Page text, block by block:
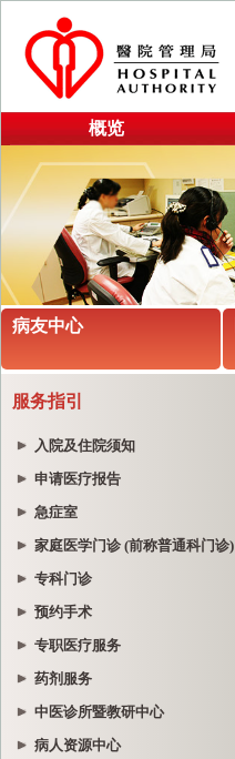
概览
病友中心
服务指引
入院及住院须知
申请医疗报告
急症室
家庭医学门诊 (前称普通科门诊)
专科门诊
预约手术
专职医疗服务
药剂服务
中医诊所暨教研中心
病人资源中心